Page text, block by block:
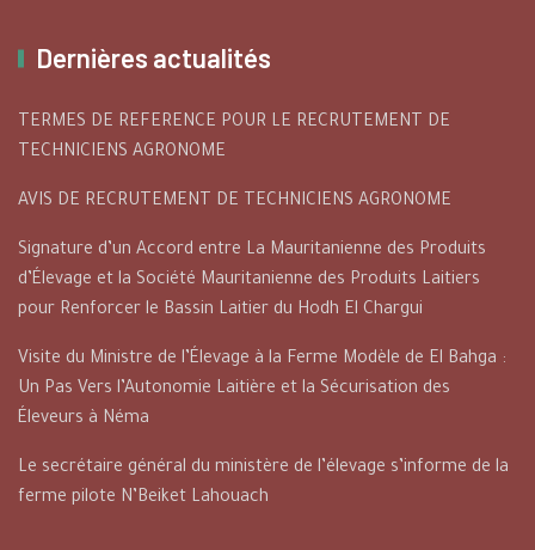
Dernières actualités
TERMES DE REFERENCE POUR LE RECRUTEMENT DE
TECHNICIENS AGRONOME
AVIS DE RECRUTEMENT DE TECHNICIENS AGRONOME
Signature d’un Accord entre La Mauritanienne des Produits
d’Élevage et la Société Mauritanienne des Produits Laitiers
pour Renforcer le Bassin Laitier du Hodh El Chargui
Visite du Ministre de l’Élevage à la Ferme Modèle de El Bahga :
Un Pas Vers l’Autonomie Laitière et la Sécurisation des
Éleveurs à Néma
Le secrétaire général du ministère de l’élevage s’informe de la
ferme pilote N’Beiket Lahouach